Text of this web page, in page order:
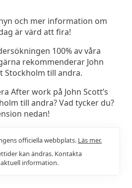
och mer information om
är värd att fira!
100% av våra
rekommenderar John
Stockholm till andra.
After work på John Scott’s
till andra? Vad tycker du?
nedan!
officiella webbplats. Läs mer.
kan ändras. Kontakta
information.